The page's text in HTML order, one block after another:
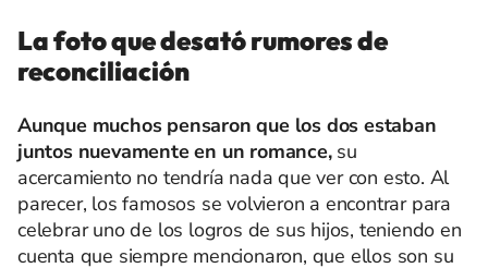
La foto que desató rumores de
reconciliación
Aunque muchos pensaron que los dos estaban
juntos nuevamente en un romance,su
acercamiento no tendría nada que ver con esto. Al
parecer, los famosos se volvieron a encontrar para
celebrar uno de los logros de sus hijos, teniendo en
cuenta que siempre mencionaron, que ellos son su